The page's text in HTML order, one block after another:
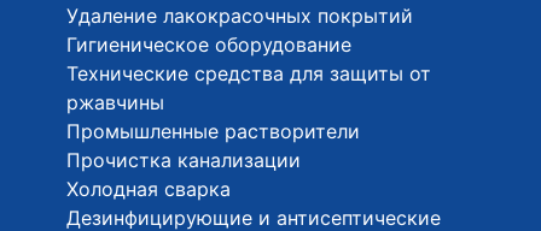
Удаление лакокрасочных покрытий
Гигиеническое оборудование
Технические средства для защиты от
ржавчины
Промышленные растворители
Прочистка канализации
Холодная сварка
Дезинфицирующие и антисептические